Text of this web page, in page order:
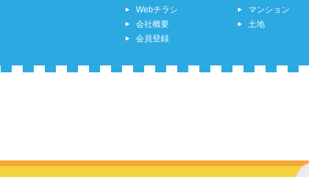
Webチラシ
会社概要
会員登録
マンション
土地